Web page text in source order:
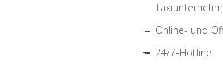
Online- und
24/7-Hotline